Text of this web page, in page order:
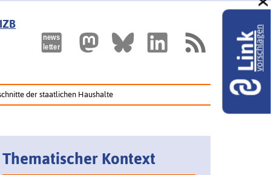
der staatlichen Haushalte
Thematischer Kontext
Linkvorschlagen